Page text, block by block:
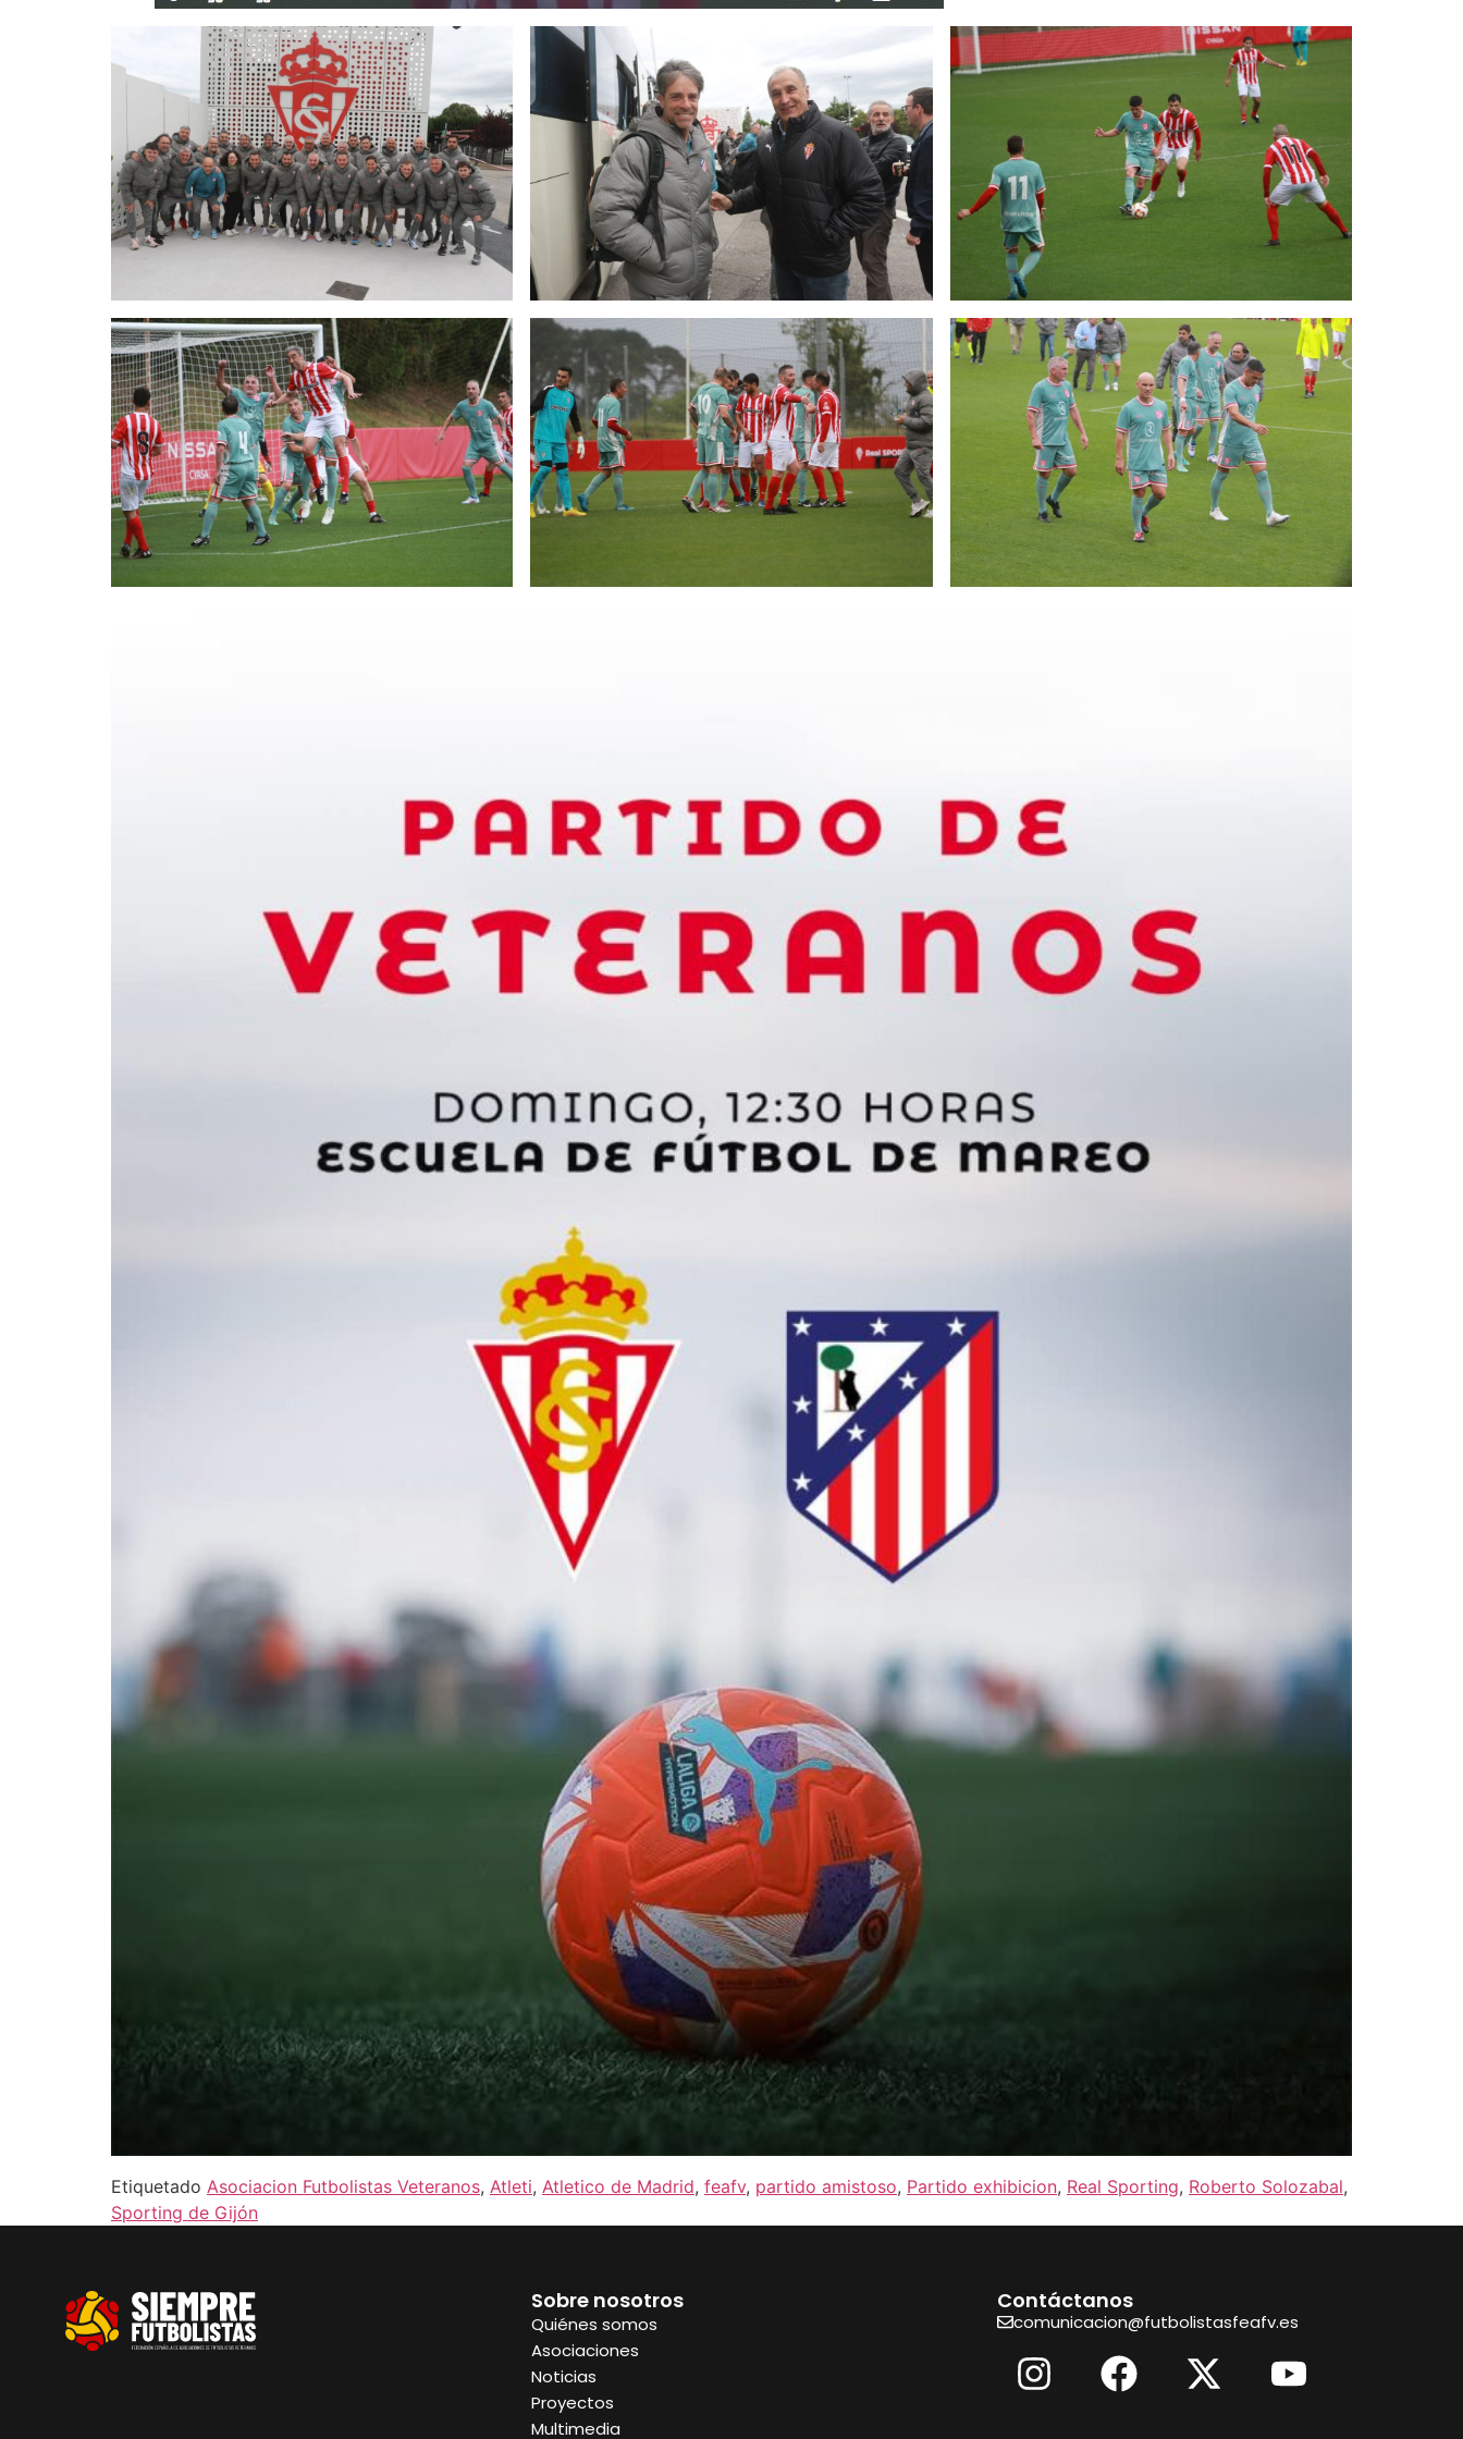
Etiquetado Asociacion Futbolistas Veteranos, Atleti, Atletico de Madrid, feafv, partido amistoso, Partido exhibicion, Real Sporting, Roberto Solozabal,
Sporting de Gijón
Sobre nosotros
Quiénes somos
Asociaciones
Noticias
Proyectos
Multimedia
Contáctanos
comunicacion@futbolistasfeafv.es